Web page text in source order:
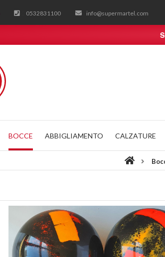
0532831100 info@supermartel.com
BOCCE ABBIGLIAMENTO CALZATURE